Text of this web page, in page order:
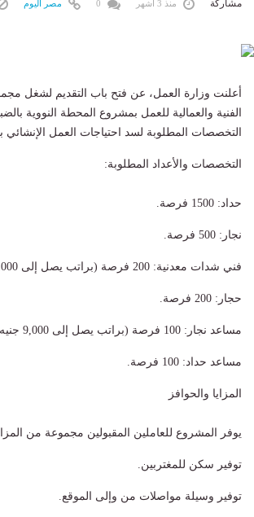
مشاركة منذ 3 أشهر مصر اليوم
أعلنت وزارة العمل، عن فتح باب التقديم لشغل
الفنية والعمالية للعمل بمشروع المحطة النووية
التخصصات المطلوبة لسد احتياجات العمل الإنشائي
التخصصات والأعداد المطلوبة:
حداد: 1500 فرصة.
نجار: 500 فرصة.
فني شدات معدنية: 200 فرصة (براتب يصل إلى 15,000 جنيه).
حجار: 200 فرصة.
مساعد نجار: 100 فرصة (براتب يصل إلى 9,000 جنيه).
مساعد حداد: 100 فرصة.
المزايا والحوافز
يوفر المشروع للعاملين المقبولين مجموعة من
توفير سكن للمغتربين.
توفير وسيلة مواصلات من وإلى الموقع.